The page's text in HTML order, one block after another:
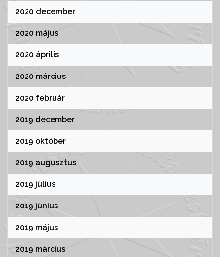
2020 december
2020 május
2020 április
2020 március
2020 február
2019 december
2019 október
2019 augusztus
2019 július
2019 június
2019 május
2019 március